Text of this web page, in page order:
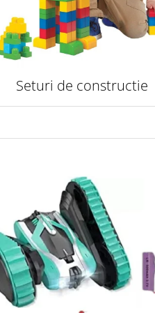
Seturi de constructie